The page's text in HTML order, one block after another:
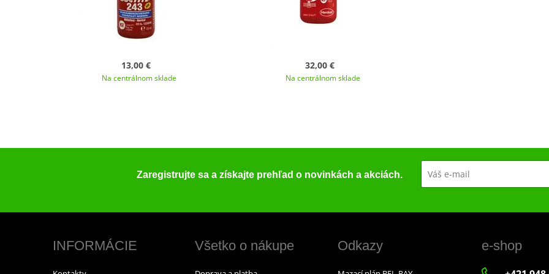
13,00 €
Na centrálnom sklade
32,00 €
Na centrálnom sklade
Zaregistrujte sa a získajte prehľad o novinkách a akciách.
INFORMÁCIE Všetko o nákupe Odkazy e-shop